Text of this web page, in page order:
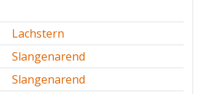
Lachstern
Slangenarend
Slangenarend